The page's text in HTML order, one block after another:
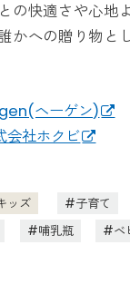
の快適さや心地
かへの贈り物と
ヘーゲン)
会社ホクビ
ッズ 子育て
哺乳瓶 ベ